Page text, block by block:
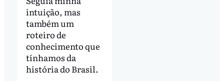
intuição, mas
também um
roteiro de
conhecimento que
tínhamos da
história do Brasil.